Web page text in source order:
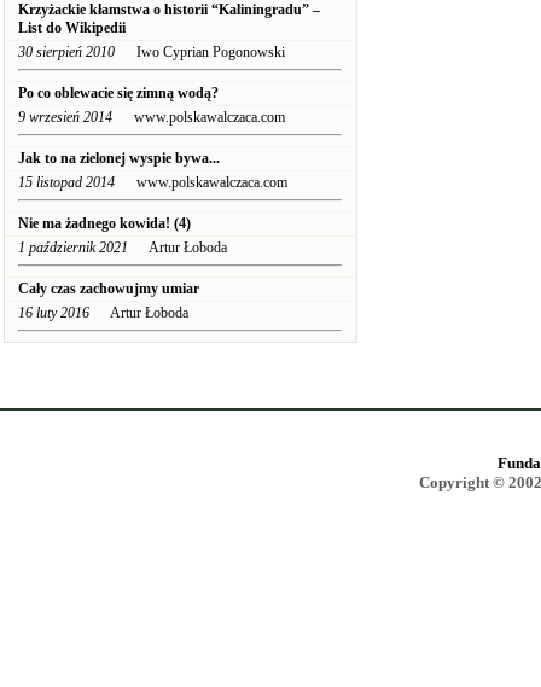
Krzyżackie kłamstwa o historii “Kaliningradu” –
List do Wikipedii
30 sierpień 2010 Iwo Cyprian Pogonowski
Po co oblewacie się zimną wodą?
9 wrzesień 2014 www.polskawalczaca.com
Jak to na zielonej wyspie bywa...
15 listopad 2014 www.polskawalczaca.com
Nie ma żadnego kowida! (4)
1 październik 2021 Artur Łoboda
Cały czas zachowujmy umiar
16 luty 2016 Artur Łoboda
Copyright ©